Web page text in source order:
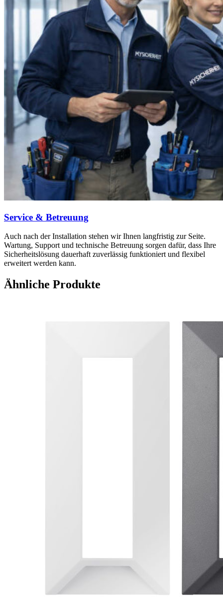
Service & Betreuung
Auch nach der Installation stehen wir Ihnen langfristig zur Seite.
Wartung, Support und technische Betreuung sorgen dafür, dass Ihre
Sicherheitslösung dauerhaft zuverlässig funktioniert und flexibel
erweitert werden kann.
Ähnliche Produkte